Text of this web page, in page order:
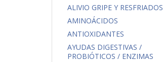
ALIVIO GRIPE Y RESFRIADOS
AMINOÁCIDOS
ANTIOXIDANTES
AYUDAS DIGESTIVAS /
PROBIÓTICOS / ENZIMAS